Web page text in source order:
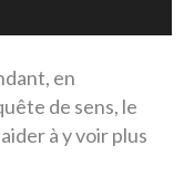
en
de sens, le
à y voir plus